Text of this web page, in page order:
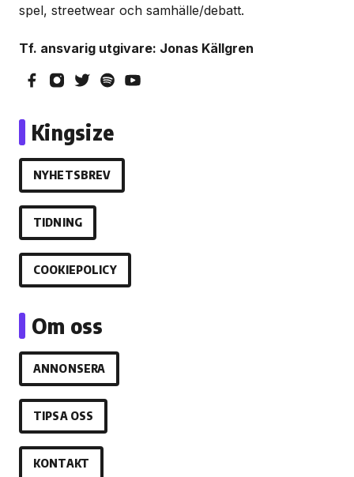
spel, streetwear och samhälle/debatt.
Tf. ansvarig utgivare: Jonas Källgren
Kingsize
NYHETSBREV
TIDNING
COOKIEPOLICY
Om oss
ANNONSERA
TIPSA OSS
KONTAKT